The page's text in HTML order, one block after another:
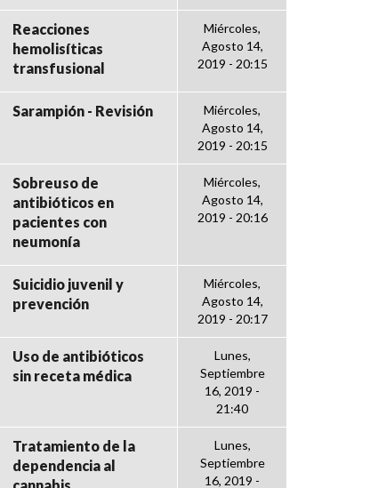
Reacciones
hemolisíticas
transfusional
Miércoles,
Agosto 14,
2019 - 20:15
Sarampión - Revisión
Miércoles,
Agosto 14,
2019 - 20:15
Sobreuso de
antibióticos en
pacientes con
neumonía
Miércoles,
Agosto 14,
2019 - 20:16
Suicidio juvenil y
prevención
Miércoles,
Agosto 14,
2019 - 20:17
Uso de antibióticos
sin receta médica
Lunes,
Septiembre
16, 2019 -
21:40
Tratamiento de la
dependencia al
Lunes,
Septiembre
16, 2019 -